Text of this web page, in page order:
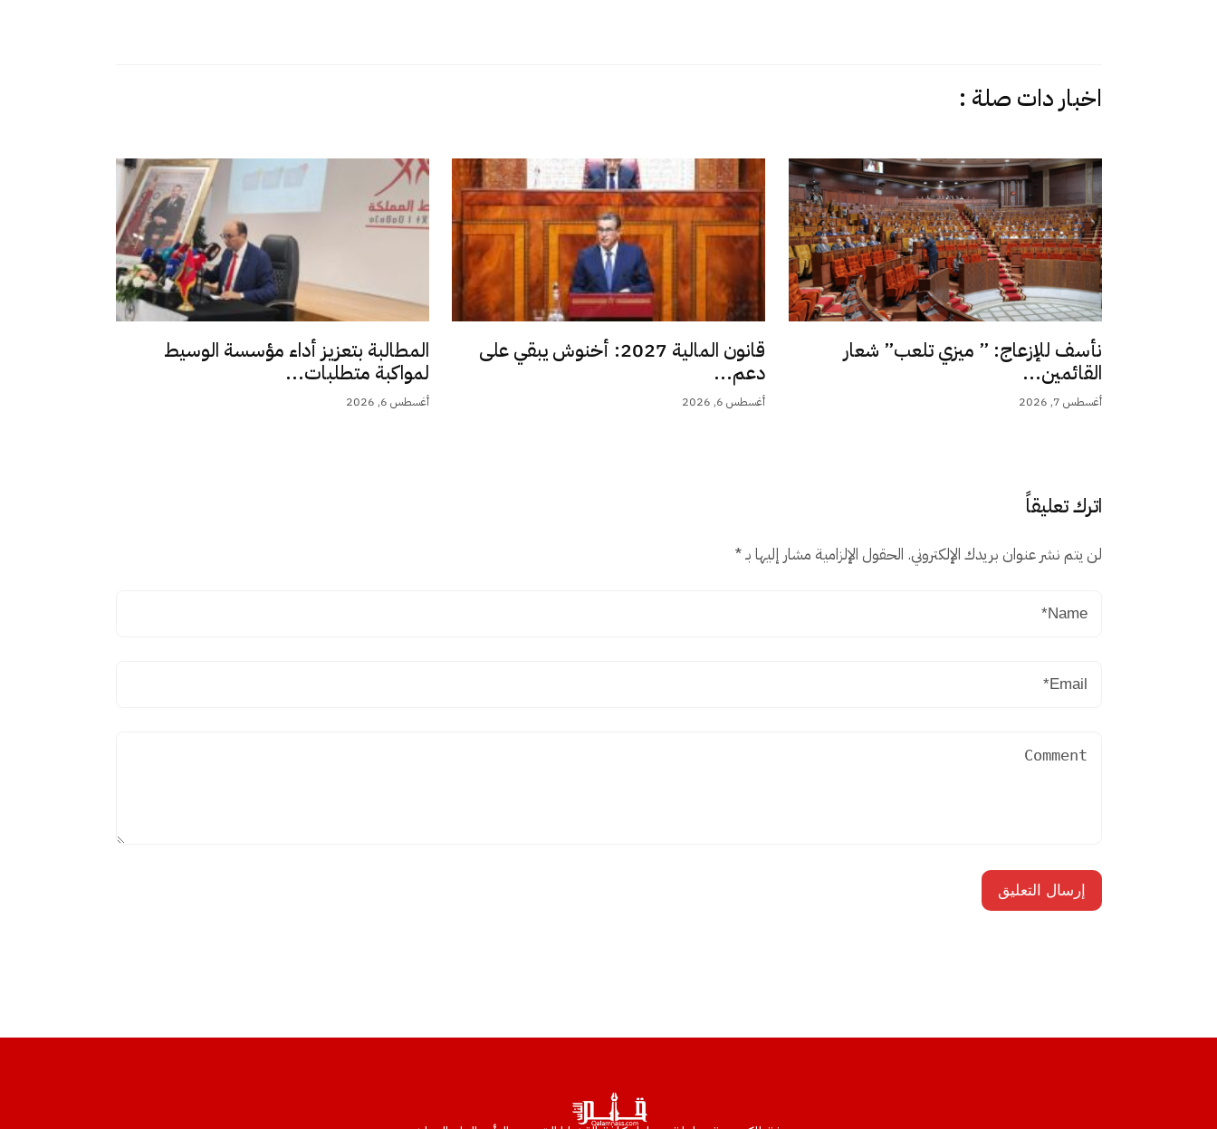
اخبار دات صلة :
نأسف للإزعاج: ” ميزي تلعب” شعار
القائمين...
أغسطس 7, 2026
قانون المالية 2027: أخنوش يبقي على
دعم...
أغسطس 6, 2026
المطالبة بتعزيز أداء مؤسسة الوسيط
لمواكبة متطلبات...
أغسطس 6, 2026
اترك تعليقاً
لن يتم نشر عنوان بريدك الإلكتروني. الحقول الإلزامية مشار إليها بـ*